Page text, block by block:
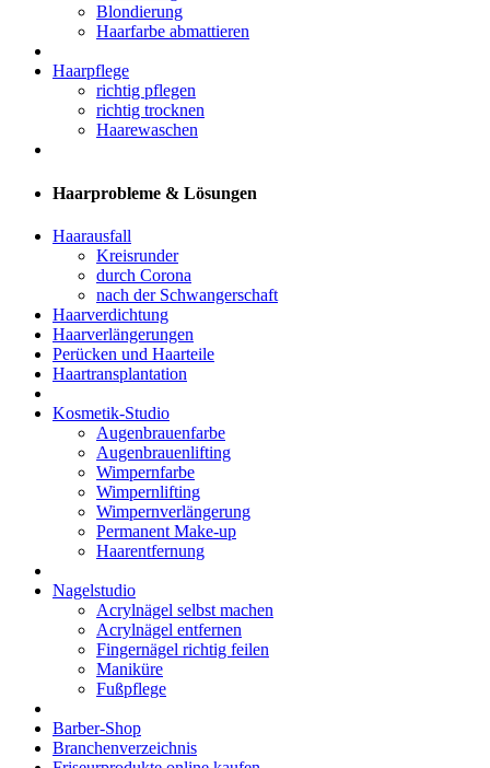
Blondierung
Haarfarbe abmattieren
Haarpflege
richtig pflegen
richtig trocknen
Haarewaschen
Haarprobleme & Lösungen
Haarausfall
Kreisrunder
durch Corona
nach der Schwangerschaft
Haarverdichtung
Haarverlängerungen
Perücken und Haarteile
Haartransplantation
Kosmetik-Studio
Augenbrauenfarbe
Augenbrauenlifting
Wimpernfarbe
Wimpernlifting
Wimpernverlängerung
Permanent Make-up
Haarentfernung
Nagelstudio
Acrylnägel selbst machen
Acrylnägel entfernen
Fingernägel richtig feilen
Maniküre
Fußpflege
Barber-Shop
Branchenverzeichnis